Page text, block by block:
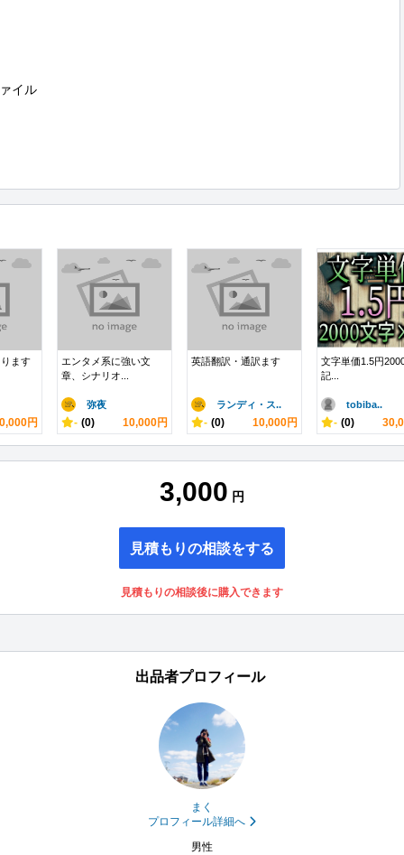
イル
ます
円
エンタメ系に強い文
章、シナリオ...
弥夜
- (0) 10,000円
英語翻訳・通訳ます
ランディ・ス..
- (0) 10,000円
文字単価1.5円
記...
tobiba..
- (0)
3,000 円
見積もりの相談をする
見積もりの相談後に購入できます
出品者プロフィール
まく
プロフィール詳細へ
男性